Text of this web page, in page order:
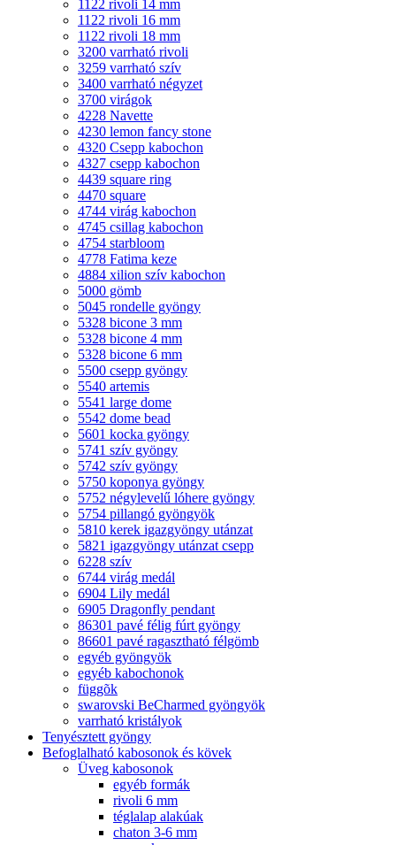
1122 rivoli 14 mm
1122 rivoli 16 mm
1122 rivoli 18 mm
3200 varrható rivoli
3259 varrható szív
3400 varrható négyzet
3700 virágok
4228 Navette
4230 lemon fancy stone
4320 Csepp kabochon
4327 csepp kabochon
4439 square ring
4470 square
4744 virág kabochon
4745 csillag kabochon
4754 starbloom
4778 Fatima keze
4884 xilion szív kabochon
5000 gömb
5045 rondelle gyöngy
5328 bicone 3 mm
5328 bicone 4 mm
5328 bicone 6 mm
5500 csepp gyöngy
5540 artemis
5541 large dome
5542 dome bead
5601 kocka gyöngy
5741 szív gyöngy
5742 szív gyöngy
5750 koponya gyöngy
5752 négylevelű lóhere gyöngy
5754 pillangó gyöngyök
5810 kerek igazgyöngy utánzat
5821 igazgyöngy utánzat csepp
6228 szív
6744 virág medál
6904 Lily medál
6905 Dragonfly pendant
86301 pavé félig fúrt gyöngy
86601 pavé ragasztható félgömb
egyéb gyöngyök
egyéb kabochonok
függõk
swarovski BeCharmed gyöngyök
varrható kristályok
Tenyésztett gyöngy
Befoglalható kabosonok és kövek
Üveg kabosonok
egyéb formák
rivoli 6 mm
téglalap alakúak
chaton 3-6 mm